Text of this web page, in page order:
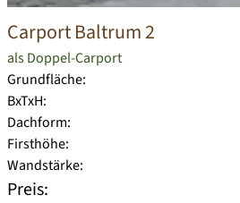
Carport Baltrum 2
als Doppel-Carport
Grundfläche:
BxTxH:
Dachform:
Firsthöhe:
Wandstärke:
Preis: